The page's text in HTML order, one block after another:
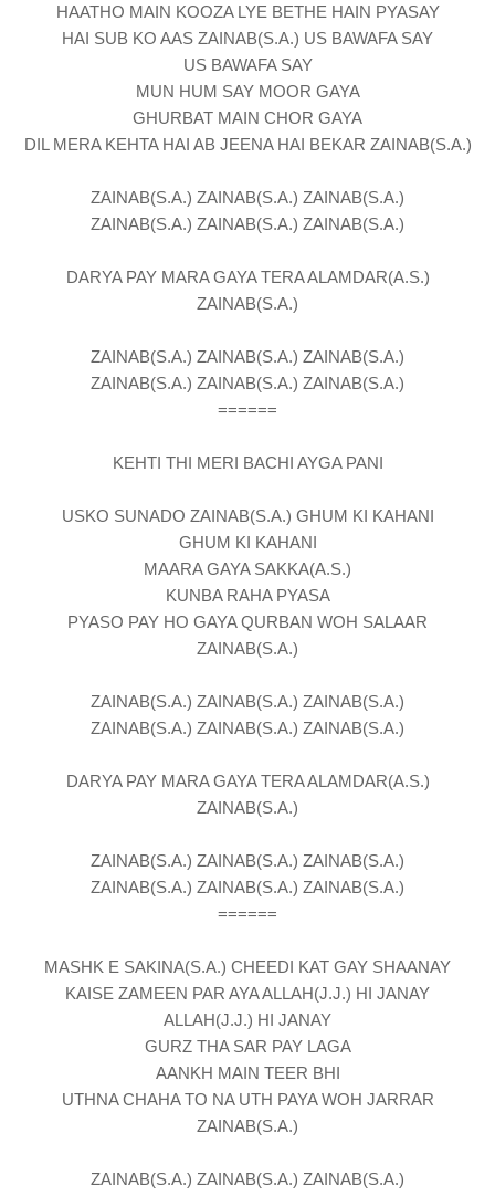
HAATHO MAIN KOOZA LYE BETHE HAIN PYASAY
HAI SUB KO AAS ZAINAB(S.A.) US BAWAFA SAY
US BAWAFA SAY
MUN HUM SAY MOOR GAYA
GHURBAT MAIN CHOR GAYA
DIL MERA KEHTA HAI AB JEENA HAI BEKAR ZAINAB(S.A.)
ZAINAB(S.A.) ZAINAB(S.A.) ZAINAB(S.A.)
ZAINAB(S.A.) ZAINAB(S.A.) ZAINAB(S.A.)
DARYA PAY MARA GAYA TERA ALAMDAR(A.S.)
ZAINAB(S.A.)
ZAINAB(S.A.) ZAINAB(S.A.) ZAINAB(S.A.)
ZAINAB(S.A.) ZAINAB(S.A.) ZAINAB(S.A.)
======
KEHTI THI MERI BACHI AYGA PANI
USKO SUNADO ZAINAB(S.A.) GHUM KI KAHANI
GHUM KI KAHANI
MAARA GAYA SAKKA(A.S.)
KUNBA RAHA PYASA
PYASO PAY HO GAYA QURBAN WOH SALAAR
ZAINAB(S.A.)
ZAINAB(S.A.) ZAINAB(S.A.) ZAINAB(S.A.)
ZAINAB(S.A.) ZAINAB(S.A.) ZAINAB(S.A.)
DARYA PAY MARA GAYA TERA ALAMDAR(A.S.)
ZAINAB(S.A.)
ZAINAB(S.A.) ZAINAB(S.A.) ZAINAB(S.A.)
ZAINAB(S.A.) ZAINAB(S.A.) ZAINAB(S.A.)
======
MASHK E SAKINA(S.A.) CHEEDI KAT GAY SHAANAY
KAISE ZAMEEN PAR AYA ALLAH(J.J.) HI JANAY
ALLAH(J.J.) HI JANAY
GURZ THA SAR PAY LAGA
AANKH MAIN TEER BHI
UTHNA CHAHA TO NA UTH PAYA WOH JARRAR
ZAINAB(S.A.)
ZAINAB(S.A.) ZAINAB(S.A.) ZAINAB(S.A.)